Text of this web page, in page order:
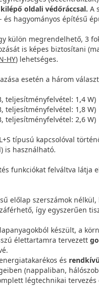
kilépő oldali védőráccsal. A
és hagyományos építésű
külön megrendelhető, 3
is képes biztosítani
HY) lehetséges.
esetén a három
teljesítményfelvétel: 1,4 W)
teljesítményfelvétel: 1,8 W)
teljesítményfelvétel: 2,6 W)
típusú kapcsolóval
is használható.
funkciókat felváltva látja
előlap szerszámok
így egyszerűen
készült, a
élettartamra tervezett
és
(nappaliban,
légtechnikai